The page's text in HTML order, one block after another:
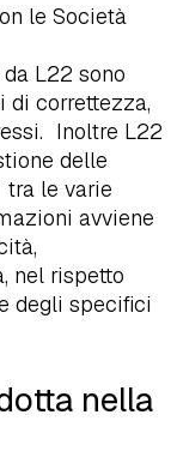
le Società
L22 sono
di correttezza,
Inoltre L22
delle
tra le varie
avviene
nel rispetto
degli specifici
nella